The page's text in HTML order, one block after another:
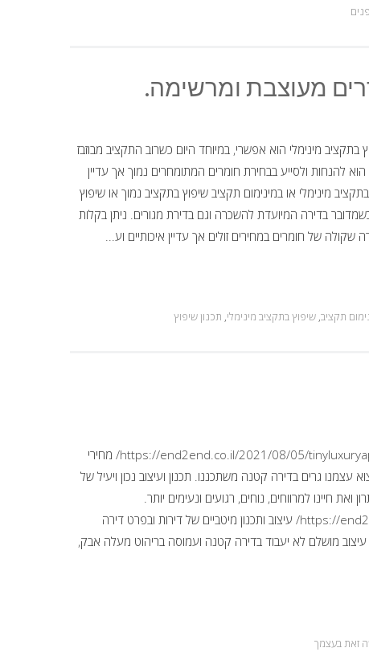
מינימלי הוא אפשרי, במיוחד היום כשרוב התקציב מבוזבז
להנחות ולסייע בבחירת חומרים המתומחרים נמוך אך עדיין
בתקציב מינימלי או במינימום תקציב שיפוץ בתקציב נמוך או שיפוץ
בדירה המיועדת להשכרה וגם בדירת מגורים. ניתן בקלות
של חומרים במחירים זולים אך עדיין איכותיים וע...
תקציב,שיפוץ בתקציב מינימלי, תכנון שיפוץ
לעצב דירה קטנה במספר צעדים https://end2end.co.il/2021/08/05/tinyluxuryapartments/ מחירי
גרים בדירה קטנה משתכננו. תכנון ועיצוב נכון ויעיל של
ואת חיינו למרווחים, נוחים, רגועים ונעימים יותר.
https://end2end.co.il/2022/11/13/slant-apartment/ עיצוב ותכנון מיטביים של דירות ובפרט דירה
מושלם לא יעבוד בדירה קטנה ועמוסה בריהוט מעלה אבק,
זאת בעצמך